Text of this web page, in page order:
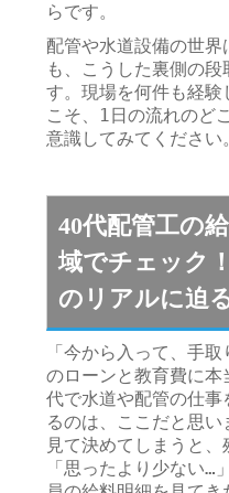
らです。
配管や水道設備の世界
も、こうした裏側の
す。現場を何件も経
こそ、1日の流れのど
意識してみてください。
40代配管工の
域でチェック
のリアルに迫
「今から入って、手
のローンと教育費に
代で水道や配管の仕
るのは、ここだと思
見て決めてしまうと
「思ったより少ない…